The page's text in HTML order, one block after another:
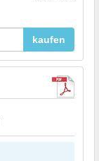
kaufen